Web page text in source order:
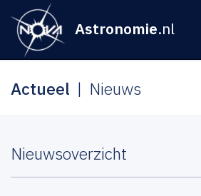
Astronomie.nl
Actueel Nieuws
Nieuwsoverzicht